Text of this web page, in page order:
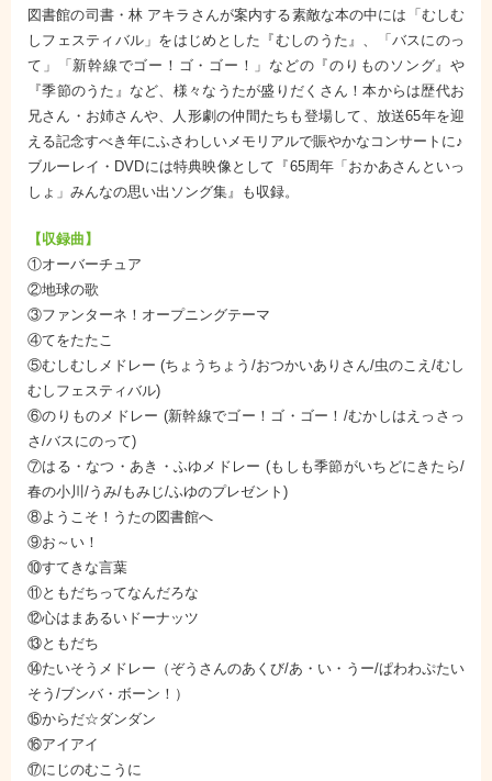
図書館の司書・林 アキラさんが案内する素敵な本の中には「むしむ
しフェスティバル」をはじめとした『むしのうた』、「バスにのっ
て」「新幹線でゴー！ゴ・ゴー！」などの『のりものソング』や
『季節のうた』など、様々なうたが盛りだくさん！本からは歴代お
兄さん・お姉さんや、人形劇の仲間たちも登場して、放送65年を迎
える記念すべき年にふさわしいメモリアルで賑やかなコンサートに♪
ブルーレイ・DVDには特典映像として『65周年「おかあさんといっ
しょ」みんなの思い出ソング集』も収録。
【収録曲】
①オーバーチュア
②地球の歌
③ファンターネ！オープニングテーマ
④てをたたこ
⑤むしむしメドレー (ちょうちょう/おつかいありさん/虫のこえ/むし
むしフェスティバル)
⑥のりものメドレー (新幹線でゴー！ゴ・ゴー！/むかしはえっさっ
さ/バスにのって)
⑦はる・なつ・あき・ふゆメドレー (もしも季節がいちどにきたら/
春の小川/うみ/もみじ/ふゆのプレゼント)
⑧ようこそ！うたの図書館へ
⑨お～い！
⑩すてきな言葉
⑪ともだちってなんだろな
⑫心はまあるいドーナッツ
⑬ともだち
⑭たいそうメドレー（ぞうさんのあくび/あ・い・うー/ぱわわぷたい
そう/ブンバ・ボーン！）
⑮からだ☆ダンダン
⑯アイアイ
⑰にじのむこうに